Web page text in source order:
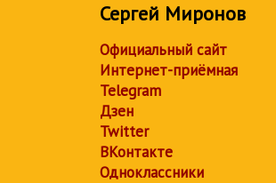
Сергей Миронов
Официальный сайт
Интернет-приёмная
Telegram
Дзен
Twitter
ВКонтакте
Одноклассники